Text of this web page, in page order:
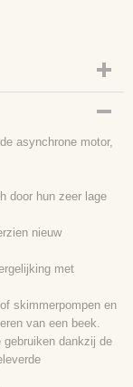
asynchrone motor,
door hun zeer lage
nieuw
met
skimmerpompen en
van een beek.
gebruiken dankzij de